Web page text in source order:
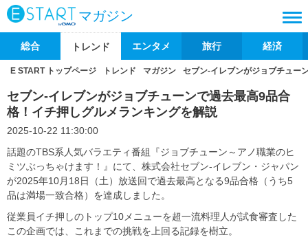
マガジン
総合 トレンド エンタメ 旅行 経済
E START トップページ トレンド マガジン セブン-イレブンがジョブチュー
セブン-イレブンがジョブチューンで過去最高9品合
格！イチ押しグルメランキングを解説
2025-10-22 11:30:00
話題のTBS系人気バラエティ番組『ジョブチューン～アノ職業のヒ
ミツぶっちゃけます！』にて、株式会社セブン‐イレブン・ジャパン
が2025年10月18日（土）放送回で過去最高となる9品合格（うち5
品は満場一致合格）を達成しました。
従業員イチ押しのトップ10メニューを超一流料理人が試食審査した
この企画では、これまでの挑戦を上回る記録を樹立。